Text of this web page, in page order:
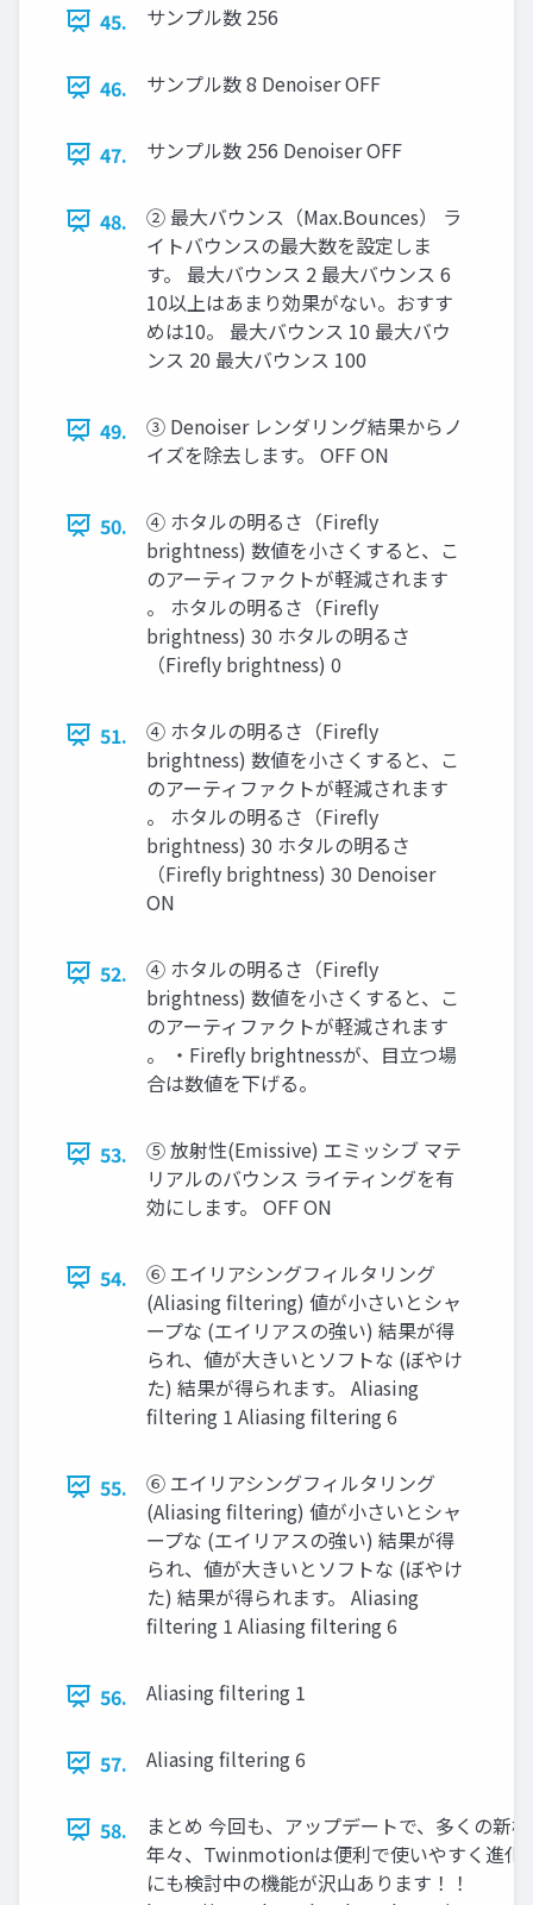
45. サンプル数 256
46. サンプル数 8 Denoiser OFF
47. サンプル数 256 Denoiser OFF
48.
② 最大バウンス（Max.Bounces） ラ
イトバウンスの最大数を設定しま
す。 最大バウンス 2 最大バウンス 6
10以上はあまり効果がない。おすす
めは10。 最大バウンス 10 最大バウ
ンス 20 最大バウンス 100
49.
③ Denoiser レンダリング結果からノ
イズを除去します。 OFF ON
50.
④ ホタルの明るさ（Firefly
brightness) 数値を小さくすると、こ
のアーティファクトが軽減されます
。 ホタルの明るさ（Firefly
brightness) 30 ホタルの明るさ
（Firefly brightness) 0
51.
④ ホタルの明るさ（Firefly
brightness) 数値を小さくすると、こ
のアーティファクトが軽減されます
。 ホタルの明るさ（Firefly
brightness) 30 ホタルの明るさ
（Firefly brightness) 30 Denoiser
ON
52.
④ ホタルの明るさ（Firefly
brightness) 数値を小さくすると、こ
のアーティファクトが軽減されます
。 ・Firefly brightnessが、目立つ場
合は数値を下げる。
53.
⑤ 放射性(Emissive) エミッシブ マテ
リアルのバウンス ライティングを有
効にします。 OFF ON
54.
⑥ エイリアシングフィルタリング
(Aliasing filtering) 値が小さいとシャ
ープな (エイリアスの強い) 結果が得
られ、値が大きいとソフトな (ぼやけ
た) 結果が得られます。 Aliasing
filtering 1 Aliasing filtering 6
55.
⑥ エイリアシングフィルタリング
(Aliasing filtering) 値が小さいとシャ
ープな (エイリアスの強い) 結果が得
られ、値が大きいとソフトな (ぼやけ
た) 結果が得られます。 Aliasing
filtering 1 Aliasing filtering 6
56. Aliasing filtering 1
57. Aliasing filtering 6
58.
まとめ 今回も、アップデートで、多くの新
年々、Twinmotionは便利で使いやすく進化
にも検討中の機能が沢山あります！！